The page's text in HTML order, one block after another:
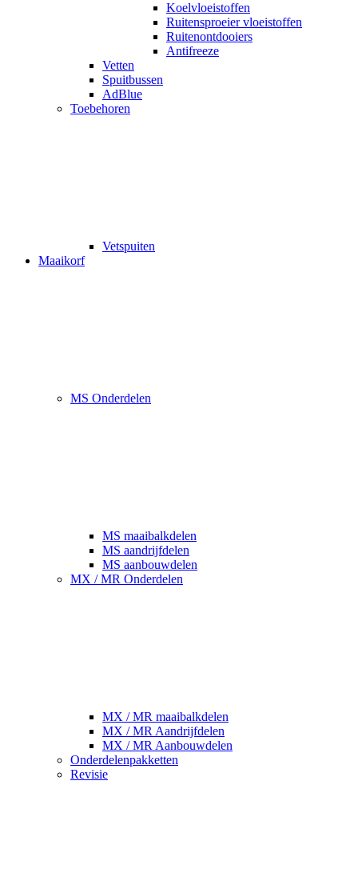
Koelvloeistoffen
Ruitensproeier vloeistoffen
Ruitenontdooiers
Antifreeze
Vetten
Spuitbussen
AdBlue
Toebehoren
Vetspuiten
Maaikorf
MS Onderdelen
MS maaibalkdelen
MS aandrijfdelen
MS aanbouwdelen
MX / MR Onderdelen
MX / MR maaibalkdelen
MX / MR Aandrijfdelen
MX / MR Aanbouwdelen
Onderdelenpakketten
Revisie